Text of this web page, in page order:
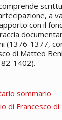
a
con il
(1376-1377,
di Matteo
1402).
sommario
di Francesco